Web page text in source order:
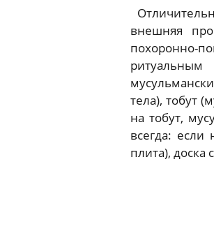
внешняя
похоронно-
ритуальным
тела), тобут
на тобут,
всегда:
плита), доска